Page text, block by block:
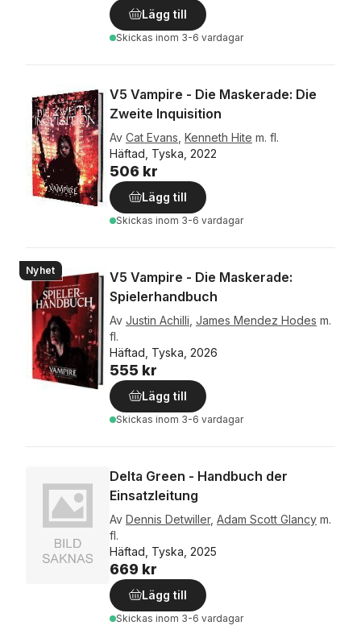
Lägg till
Skickas inom 3-6 vardagar
V5 Vampire - Die Maskerade: Die
Zweite Inquisition
Av Cat Evans Kenneth Hite m. fl.
Häftad, Tyska, 2022
506 kr
Lägg till
Skickas inom 3-6 vardagar
Nyhet
V5 Vampire - Die Maskerade:
Spielerhandbuch
Av Justin Achilli James Mendez Hodes m.
fl.
Häftad, Tyska, 2026
555 kr
Lägg till
Skickas inom 3-6 vardagar
Delta Green - Handbuch der
Einsatzleitung
Av Dennis Detwiller, Adam Scott Glancy m.
fl.
Häftad, Tyska, 2025
669 kr
Lägg till
Skickas inom 3-6 vardagar